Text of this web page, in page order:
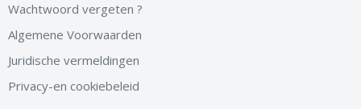
Wachtwoord vergeten ?
Algemene Voorwaarden
Juridische vermeldingen
Privacy-en cookiebeleid